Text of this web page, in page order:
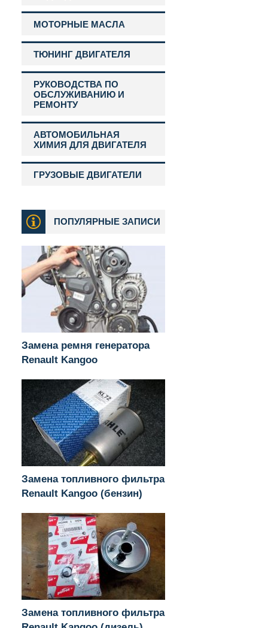
МОТОРНЫЕ МАСЛА
ТЮНИНГ ДВИГАТЕЛЯ
РУКОВОДСТВА ПО
ОБСЛУЖИВАНИЮ И
РЕМОНТУ
АВТОМОБИЛЬНАЯ
ХИМИЯ ДЛЯ ДВИГАТЕЛЯ
ГРУЗОВЫЕ ДВИГАТЕЛИ
ПОПУЛЯРНЫЕ ЗАПИСИ
Замена ремня генератора
Renault Kangoo
Замена топливного фильтра
Renault Kangoo (бензин)
Замена топливного фильтра